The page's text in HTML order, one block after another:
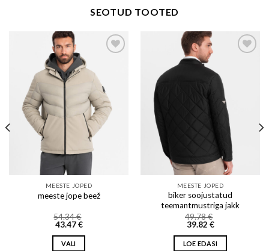
SEOTUD TOOTED
Add to wishlist
MEESTE JOPED
meeste jope beež
54.34€
43.47€
VALI
Add to wishlist
MEESTE JOPED
biker soojustatud
teemantmustriga jakk
49.78€
39.82 €
LOE EDASI